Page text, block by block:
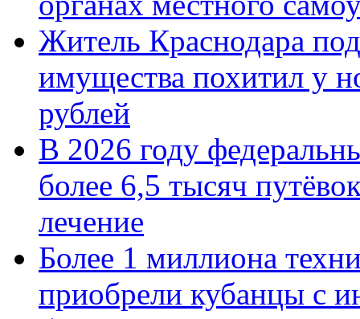
Житель Краснодара
имущества похитил у
рублей
В 2026 году
более 6,5 тысяч
лечение
Более 1 миллиона
приобрели кубанцы с